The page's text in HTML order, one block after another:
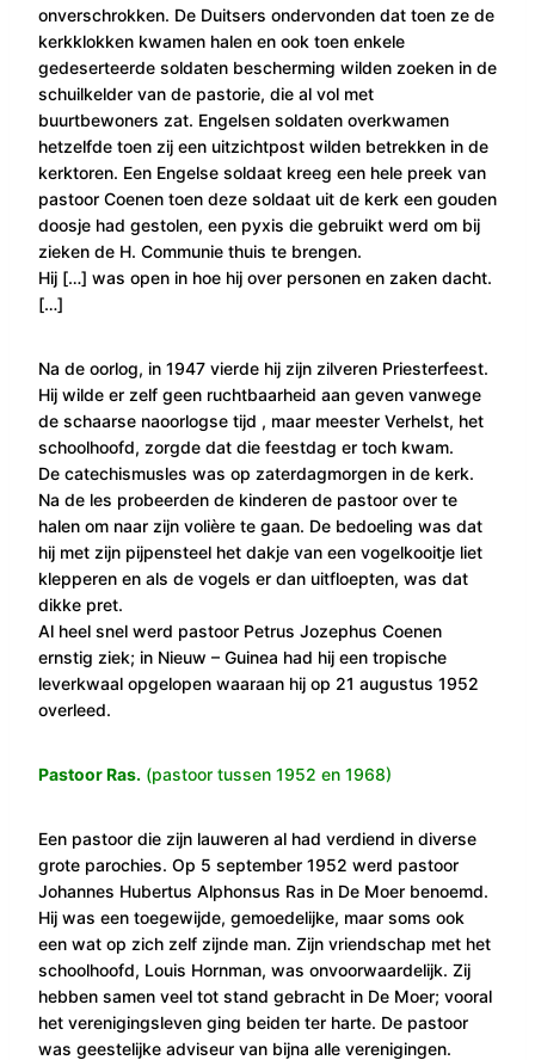
onverschrokken. De Duitsers ondervonden dat toen ze de
kerkklokken kwamen halen en ook toen enkele
gedeserteerde soldaten bescherming wilden zoeken in de
schuilkelder van de pastorie, die al vol met
buurtbewoners zat. Engelsen soldaten overkwamen
hetzelfde toen zij een uitzichtpost wilden betrekken in de
kerktoren. Een Engelse soldaat kreeg een hele preek van
pastoor Coenen toen deze soldaat uit de kerk een gouden
doosje had gestolen, een pyxis die gebruikt werd om bij
zieken de H. Communie thuis te brengen.
Hij […] was open in hoe hij over personen en zaken dacht.
[…]
Na de oorlog, in 1947 vierde hij zijn zilveren Priesterfeest.
Hij wilde er zelf geen ruchtbaarheid aan geven vanwege
de schaarse naoorlogse tijd , maar meester Verhelst, het
schoolhoofd, zorgde dat die feestdag er toch kwam.
De catechismusles was op zaterdagmorgen in de kerk.
Na de les probeerden de kinderen de pastoor over te
halen om naar zijn volière te gaan. De bedoeling was dat
hij met zijn pijpensteel het dakje van een vogelkooitje liet
klepperen en als de vogels er dan uitfloepten, was dat
dikke pret.
Al heel snel werd pastoor Petrus Jozephus Coenen
ernstig ziek; in Nieuw – Guinea had hij een tropische
leverkwaal opgelopen waaraan hij op 21 augustus 1952
overleed.
Pastoor Ras. (pastoor tussen 1952 en 1968)
Een pastoor die zijn lauweren al had verdiend in diverse
grote parochies. Op 5 september 1952 werd pastoor
Johannes Hubertus Alphonsus Ras in De Moer benoemd.
Hij was een toegewijde, gemoedelijke, maar soms ook
een wat op zich zelf zijnde man. Zijn vriendschap met het
schoolhoofd, Louis Hornman, was onvoorwaardelijk. Zij
hebben samen veel tot stand gebracht in De Moer; vooral
het verenigingsleven ging beiden ter harte. De pastoor
was geestelijke adviseur van bijna alle verenigingen.